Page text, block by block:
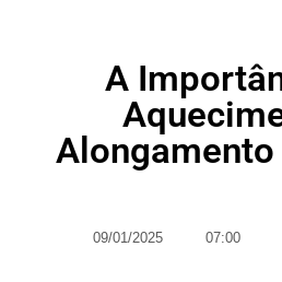
A
Alongamento
09/01/2025 07:00